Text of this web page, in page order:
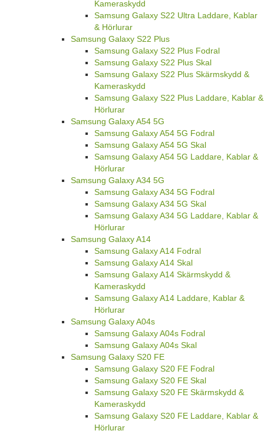
Kameraskydd
Samsung Galaxy S22 Ultra Laddare, Kablar
& Hörlurar
Samsung Galaxy S22 Plus
Samsung Galaxy S22 Plus Fodral
Samsung Galaxy S22 Plus Skal
Samsung Galaxy S22 Plus Skärmskydd &
Kameraskydd
Samsung Galaxy S22 Plus Laddare, Kablar &
Hörlurar
Samsung Galaxy A54 5G
Samsung Galaxy A54 5G Fodral
Samsung Galaxy A54 5G Skal
Samsung Galaxy A54 5G Laddare, Kablar &
Hörlurar
Samsung Galaxy A34 5G
Samsung Galaxy A34 5G Fodral
Samsung Galaxy A34 5G Skal
Samsung Galaxy A34 5G Laddare, Kablar &
Hörlurar
Samsung Galaxy A14
Samsung Galaxy A14 Fodral
Samsung Galaxy A14 Skal
Samsung Galaxy A14 Skärmskydd &
Kameraskydd
Samsung Galaxy A14 Laddare, Kablar &
Hörlurar
Samsung Galaxy A04s
Samsung Galaxy A04s Fodral
Samsung Galaxy A04s Skal
Samsung Galaxy S20 FE
Samsung Galaxy S20 FE Fodral
Samsung Galaxy S20 FE Skal
Samsung Galaxy S20 FE Skärmskydd &
Kameraskydd
Samsung Galaxy S20 FE Laddare, Kablar &
Hörlurar